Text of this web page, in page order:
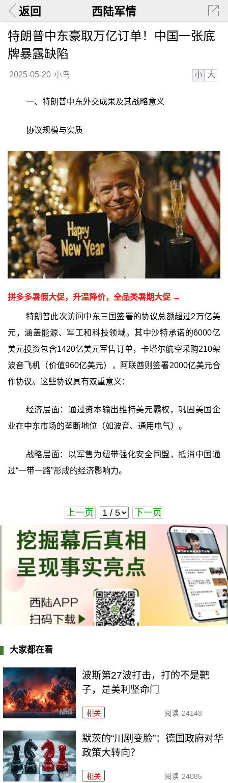
返回 西陆军情
特朗普中东豪取万亿订单！中国一张底
牌暴露缺陷
2025-05-20 小鸟 小 大
一、特朗普中东外交成果及其战略意义
协议规模与实质
拼多多暑假大促，升温降价，全品类暑期大促 →
特朗普此次访问中东三国签署的协议总额超过2万亿美
元，涵盖能源、军工和科技领域。其中沙特承诺的6000亿
美元投资包含1420亿美元军售订单，卡塔尔航空采购210架
波音飞机（价值960亿美元），阿联酋则签署2000亿美元合
作协议。这些协议具有双重意义：
经济层面：通过资本输出维持美元霸权，巩固美国企
业在中东市场的垄断地位（如波音、通用电气）。
战略层面：以军售为纽带强化安全同盟，抵消中国通
过“一带一路”形成的经济影响力。
上一页 下一页
大家都在看
波斯第27波打击，打的不是靶
子，是美利坚命门
相关 阅读 24148
默茨的“川剧变脸”：德国政府对华
政策大转向？
相关 阅读 24085